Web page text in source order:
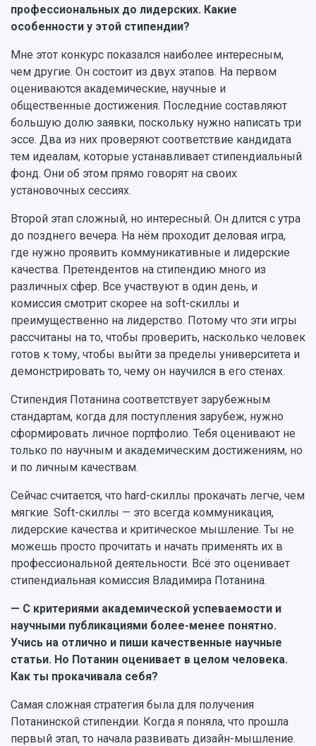
профессиональных до лидерских. Какие
особенности у этой стипендии?
Мне этот конкурс показался наиболее интересным,
чем другие. Он состоит из двух этапов. На первом
оцениваются академические, научные и
общественные достижения. Последние составляют
большую долю заявки, поскольку нужно написать три
эссе. Два из них проверяют соответствие кандидата
тем идеалам, которые устанавливает стипендиальный
фонд. Они об этом прямо говорят на своих
установочных сессиях.
Второй этап сложный, но интересный. Он длится с утра
до позднего вечера. На нём проходит деловая игра,
где нужно проявить коммуникативные и лидерские
качества. Претендентов на стипендию много из
различных сфер. Все участвуют в один день, и
комиссия смотрит скорее на soft-скиллы и
преимущественно на лидерство. Потому что эти игры
рассчитаны на то, чтобы проверить, насколько человек
готов к тому, чтобы выйти за пределы университета и
демонстрировать то, чему он научился в его стенах.
Стипендия Потанина соответствует зарубежным
стандартам, когда для поступления зарубеж, нужно
сформировать личное портфолио. Тебя оценивают не
только по научным и академическим достижениям, но
и по личным качествам.
Сейчас считается, что hard-скиллы прокачать легче, чем
мягкие. Soft-скиллы — это всегда коммуникация,
лидерские качества и критическое мышление. Ты не
можешь просто прочитать и начать применять их в
профессиональной деятельности. Всё это оценивает
стипендиальная комиссия Владимира Потанина.
— С критериями академической успеваемости и
научными публикациями более-менее понятно.
Учись на отлично и пиши качественные научные
статьи. Но Потанин оценивает в целом человека.
Как ты прокачивала себя?
Самая сложная стратегия была для получения
Потанинской стипендии. Когда я поняла, что прошла
первый этап, то начала развивать дизайн-мышление.